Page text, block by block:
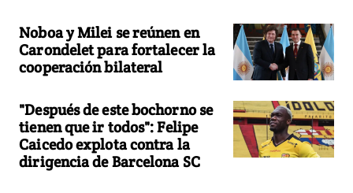
Noboa y Milei se reúnen en
Carondelet para fortalecer la
cooperación bilateral
"Después de este bochorno se
tienen que ir todos": Felipe
Caicedo explota contra la
dirigencia de Barcelona SC